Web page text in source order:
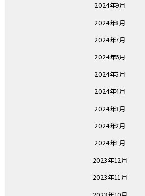
2024年9月
2024年8月
2024年7月
2024年6月
2024年5月
2024年4月
2024年3月
2024年2月
2024年1月
2023年12月
2023年11月